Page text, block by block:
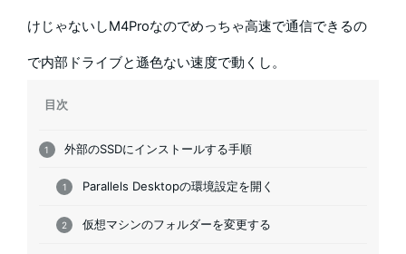
けじゃないしM4Proなのでめっちゃ高速で通信できるの
で内部ドライブと遜色ない速度で動くし。
目次
外部のSSDにインストールする手順
Parallels Desktopの環境設定を開く
仮想マシンのフォルダーを変更する